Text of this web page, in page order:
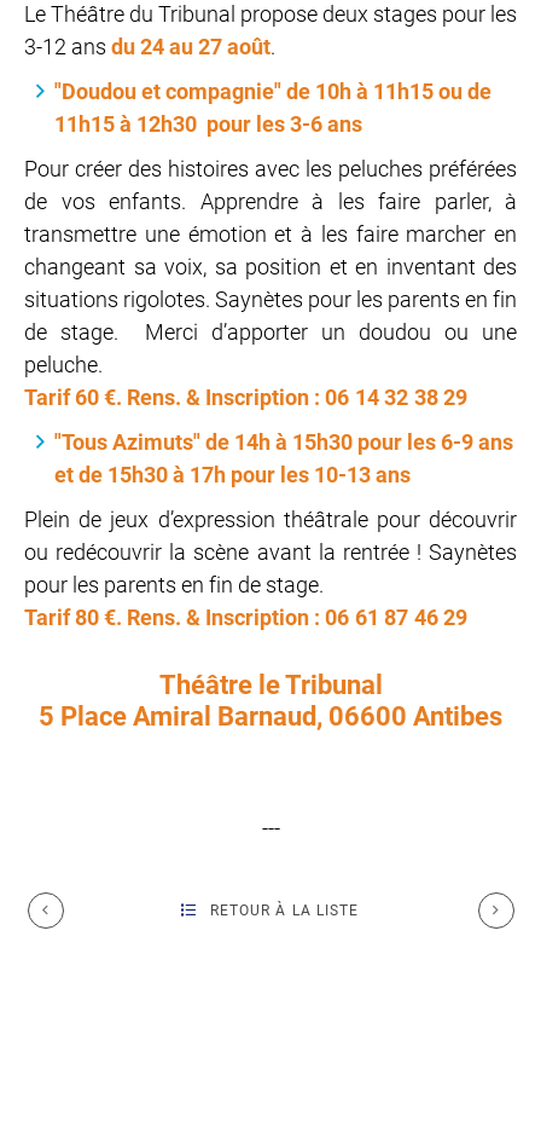
Le Théâtre du Tribunal propose deux stages pour les
3-12 ans du 24 au 27 août.
"Doudou et compagnie" de 10h à 11h15 ou de
11h15 à 12h30 pour les 3-6 ans
Pour créer des histoires avec les peluches préférées
de vos enfants. Apprendre à les faire parler, à
transmettre une émotion et à les faire marcher en
changeant sa voix, sa position et en inventant des
situations rigolotes. Saynètes pour les parents en fin
de stage. Merci d’apporter un doudou ou une
peluche.
Tarif 60 €. Rens. & Inscription : 06 14 32 38 29
"Tous Azimuts" de 14h à 15h30 pour les 6-9 ans
et de 15h30 à 17h pour les 10-13 ans
Plein de jeux d’expression théâtrale pour découvrir
ou redécouvrir la scène avant la rentrée ! Saynètes
pour les parents en fin de stage.
Tarif 80 €. Rens. & Inscription : 06 61 87 46 29
Théâtre le Tribunal
5 Place Amiral Barnaud, 06600 Antibes
---
RETOUR À LA LISTE